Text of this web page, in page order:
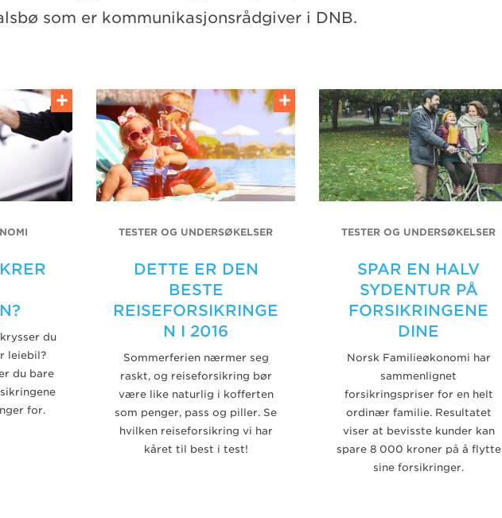
som er kommunikasjonsrådgiver i DNB.
du
leiebil?
du bare
for.
TESTER OG UNDERSØKELSER
DETTE ER DEN
BESTE
REISEFORSIKRINGE
N I 2016
Sommerferien nærmer seg
raskt, og reiseforsikring bør
være like naturlig i kofferten
som penger, pass og piller. Se
hvilken reiseforsikring vi har
kåret til best i test!
TESTER OG UNDERSØKELSER
SPAR EN HALV
SYDENTUR PÅ
FORSIKRINGENE
DINE
Norsk Familieøkonomi har
sammenlignet
forsikringspriser for en helt
ordinær familie. Resultatet
viser at bevisste kunder kan
spare 8 000 kroner på å flytte
sine forsikringer.